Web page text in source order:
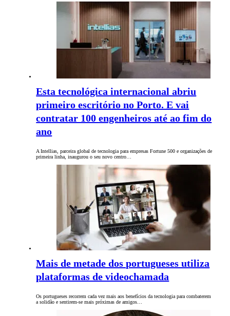
Esta tecnológica internacional abriu
primeiro escritório no Porto. E vai
contratar 100 engenheiros até ao fim do
ano
A Intellias, parceira global de tecnologia para empresas Fortune 500 e organizações de
primeira linha, inaugurou o seu novo centro…
Mais de metade dos portugueses utiliza
plataformas de videochamada
Os portugueses recorrem cada vez mais aos benefícios da tecnologia para combaterem
a solidão e sentirem-se mais próximas de amigos…